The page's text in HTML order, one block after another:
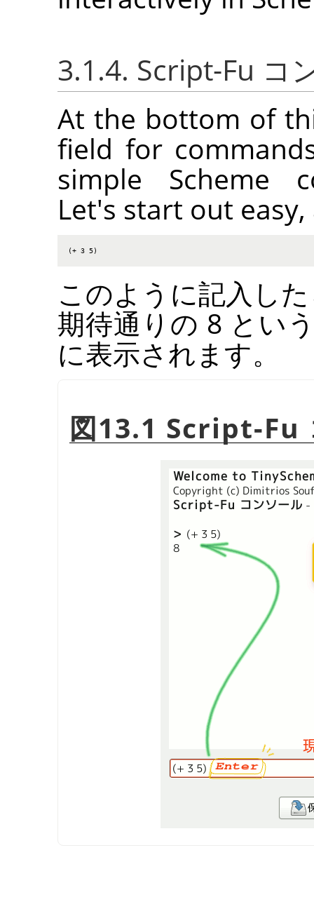
3.1.4. Script-Fu コ
At the bottom of
field for
simple Scheme
Let's start out
(+ 3 5)
このように記入し
期待通りの 8 とい
に表示されます。
図13.1 Script-Fu